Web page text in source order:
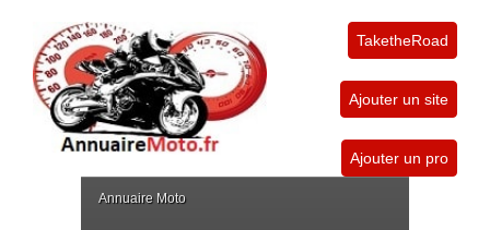
TaketheRoad
Ajouter un site
Ajouter un pro
Annuaire Moto